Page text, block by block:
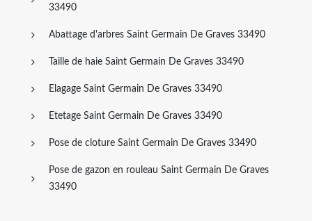
33490
Abattage d'arbres Saint Germain De Graves 33490
Taille de haie Saint Germain De Graves 33490
Elagage Saint Germain De Graves 33490
Etetage Saint Germain De Graves 33490
Pose de cloture Saint Germain De Graves 33490
Pose de gazon en rouleau Saint Germain De Graves
33490